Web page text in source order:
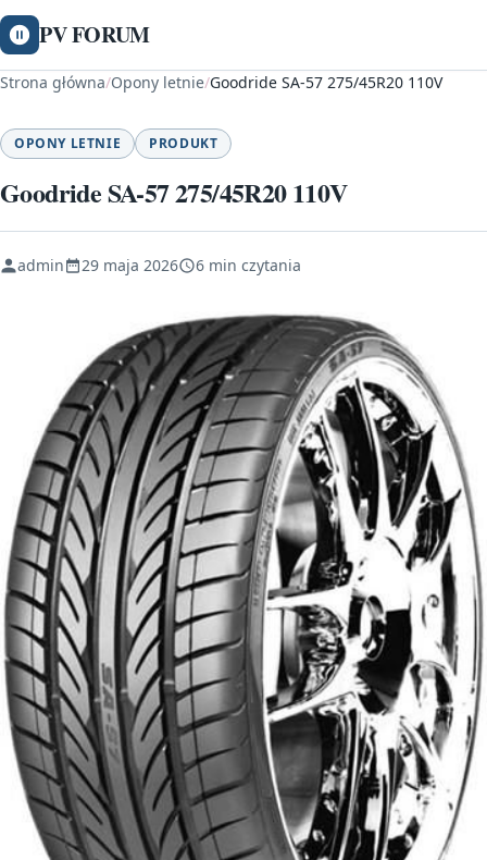
PV FORUM
Strona główna/Opony letnie/Goodride SA-57 275/45R20 110V
OPONY LETNIE PRODUKT
Goodride SA-57 275/45R20 110V
admin 29 maja 2026 6 min czytania